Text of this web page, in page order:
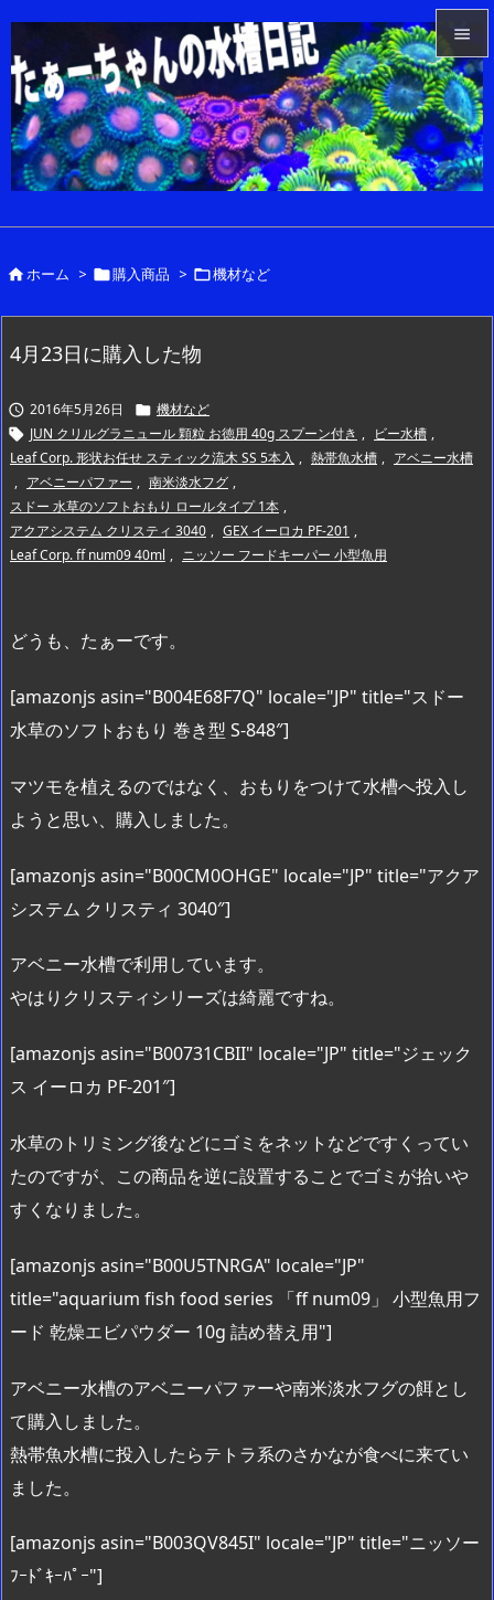


メニュ

サイド


ホーム > 購入商品 > 機材など
4月23日に購入した物
 2016年5月26日  機材など
 JUN クリルグラニュール 顆粒 お徳用 40g スプーン付き , ビー水槽 ,
Leaf Corp. 形状お任せ スティック流木 SS 5本入 , 熱帯魚水槽 , アベニー水槽
, アベニーパファー , 南米淡水フグ ,
スドー 水草のソフトおもり ロールタイプ 1本 ,
アクアシステム クリスティ 3040 , GEX イーロカ PF-201 ,
Leaf Corp. ff num09 40ml , ニッソー フードキーパー 小型魚用
どうも、たぁーです。
[amazonjs asin="B004E68F7Q" locale="JP" title="スドー
水草のソフトおもり 巻き型 S-848″]
マツモを植えるのではなく、おもりをつけて水槽へ投入し
ようと思い、購入しました。
[amazonjs asin="B00CM0OHGE" locale="JP" title="アクア
システム クリスティ 3040″]
アベニー水槽で利用しています。
やはりクリスティシリーズは綺麗ですね。
[amazonjs asin="B00731CBII" locale="JP" title="ジェック
ス イーロカ PF-201″]
水草のトリミング後などにゴミをネットなどですくってい
たのですが、この商品を逆に設置することでゴミが拾いや
すくなりました。
[amazonjs asin="B00U5TNRGA" locale="JP"
title="aquarium fish food series 「ff num09」 小型魚用フ
ード 乾燥エビパウダー 10g 詰め替え用"]
アベニー水槽のアベニーパファーや南米淡水フグの餌とし
て購入しました。
熱帯魚水槽に投入したらテトラ系のさかなが食べに来てい
ました。
[amazonjs asin="B003QV845I" locale="JP" title="ニッソー
ﾌｰﾄﾞｷｰﾊﾟｰ"]